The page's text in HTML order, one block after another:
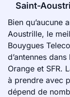
Saint-
Bien qu’aucune
Aoustrille, le
Bouygues
d’antennes
Orange et SFR.
à prendre avec
dépend de